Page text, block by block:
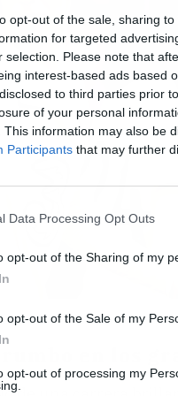
opt-out of the sale, sharing
for targeted
selection. Please note that
interest-based ads based
to third parties prior
of your personal
This information may also be
Participants that may further
Data Processing Opt Outs
opt-out of the Sharing of my
opt-out of the Sale of my
opt-out of processing my
en los